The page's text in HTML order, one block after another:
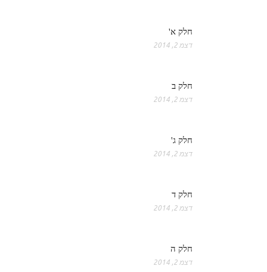
חלק א'
דצמ 2, 2014
חלק ב
דצמ 2, 2014
חלק ג'
דצמ 2, 2014
חלק ד
דצמ 2, 2014
חלק ה
דצמ 2, 2014